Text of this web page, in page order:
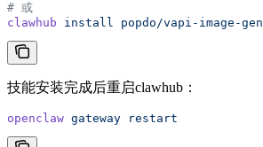
# 或
clawhub install popdo/vapi-image-gen
技能安装完成后重启clawhub：
openclaw gateway restart